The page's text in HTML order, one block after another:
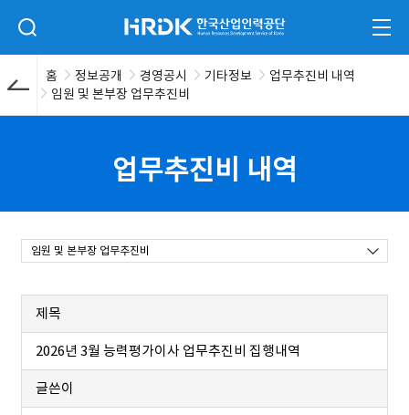
검색 입력폼 열기 HRDK 한국산업인력공단 전체
홈 정보공개 경영공시 기타정보
업무추진비 내역
임원 및 본부장 업무추진비
업무추진비 내역
임원 및 본부장 업무추진비
제목
2026년 3월 능력평가이사 업무추진비 집행내역
글쓴이